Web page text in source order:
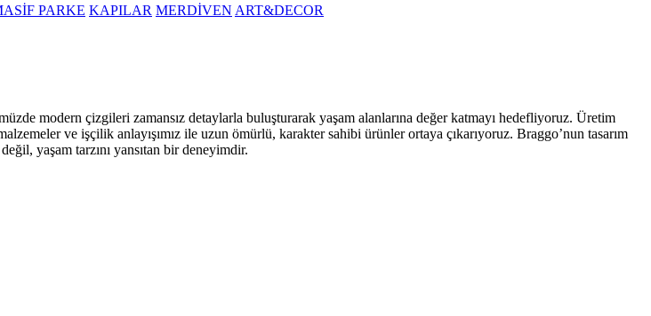
PARKE KAPILAR MERDİVEN ART&DECOR
modern çizgileri zamansız detaylarla buluşturarak yaşam alanlarına değer katmayı hedefliyoruz. Üretim
ve işçilik anlayışımız ile uzun ömürlü, karakter sahibi ürünler ortaya çıkarıyoruz. Braggo’nun tasarım
yaşam tarzını yansıtan bir deneyimdir.